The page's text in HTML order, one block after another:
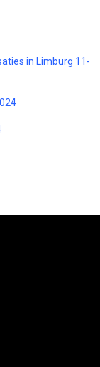
in Limburg 11-